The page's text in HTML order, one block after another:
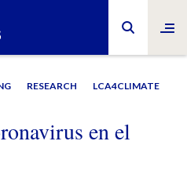
RESEARCH LCA4CLIMATE
en el